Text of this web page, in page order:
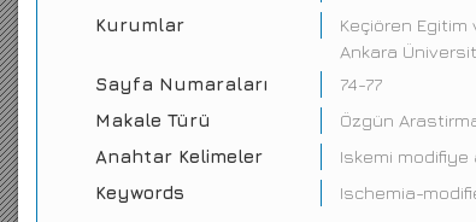
Kurumlar Keçiören
Ankara
Sayfa Numaraları
74-77
Makale Türü
Özgün
Anahtar Kelimeler
Iskemi
Keywords
Ischemia-